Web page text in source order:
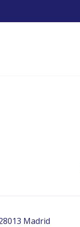
Madrid